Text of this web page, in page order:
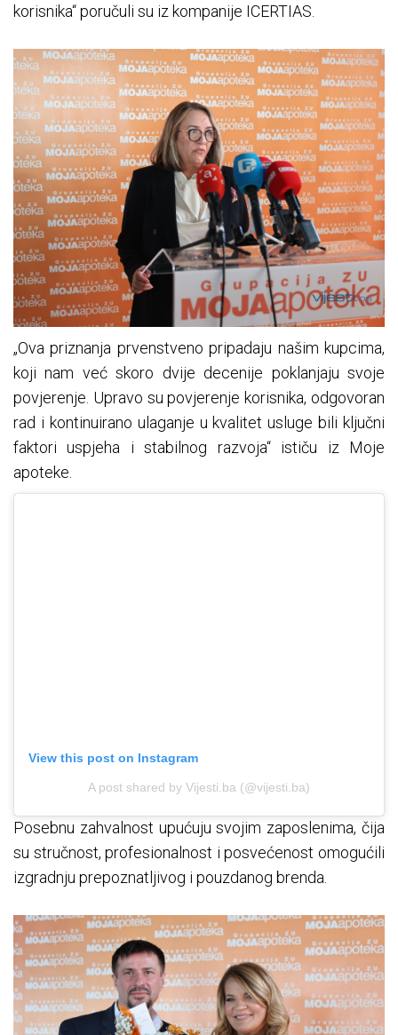
korisnika“ poručuli su iz kompanije ICERTIAS.
„Ova priznanja prvenstveno pripadaju našim kupcima,
koji nam već skoro dvije decenije poklanjaju svoje
povjerenje. Upravo su povjerenje korisnika, odgovoran
rad i kontinuirano ulaganje u kvalitet usluge bili ključni
faktori uspjeha i stabilnog razvoja“ ističu iz Moje
apoteke.
View this post on Instagram
A post shared by Vijesti.ba (@vijesti.ba)
Posebnu zahvalnost upućuju svojim zaposlenima, čija
su stručnost, profesionalnost i posvećenost omogućili
izgradnju prepoznatljivog i pouzdanog brenda.